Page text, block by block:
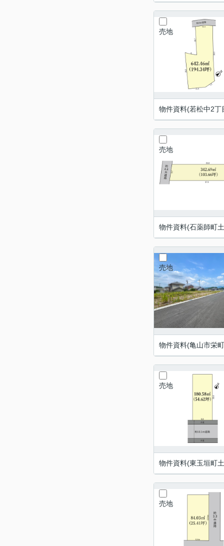
売地
物件資料(若松中2丁
売地
物件資料(石薬師町
売地
物件資料(亀山市栄
売地
物件資料(東玉垣町
売地